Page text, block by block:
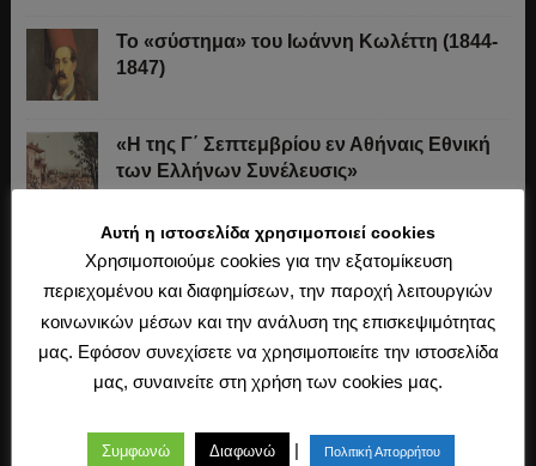
Το «σύστημα» του Ιωάννη Κωλέττη (1844-
1847)
«Η της Γ΄ Σεπτεμβρίου εν Αθήναις Εθνική
των Ελλήνων Συνέλευσις»
Οι Ξεκουκούλωτοι και οι Χαΐνηδες της
Κρήτης
Η άλωση της Κωνσταντινούπολης (1453)
Ο Μακιαβέλι, η Δημοκρατία και η εκλογή
Αυτή η ιστοσελίδα χρησιμοποιεί cookies
Χρησιμοποιούμε cookies για την εξατομίκευση
περιεχομένου και διαφημίσεων, την παροχή λειτουργιών
κοινωνικών μέσων και την ανάλυση της επισκεψιμότητας
μας. Εφόσον συνεχίσετε να χρησιμοποιείτε την ιστοσελίδα
μας, συναινείτε στη χρήση των cookies μας.
Συμφωνώ Διαφωνώ | Πολιτική Απορρήτου